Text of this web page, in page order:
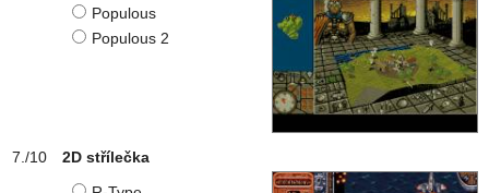
Populous
Populous 2
2D střílečka